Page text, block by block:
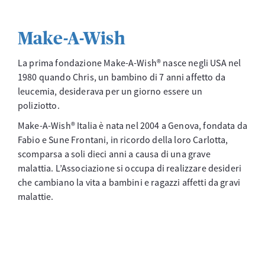
Make-A-Wish
La prima fondazione Make-A-Wish® nasce negli USA nel
1980 quando Chris, un bambino di 7 anni affetto da
leucemia, desiderava per un giorno essere un
poliziotto.
Make-A-Wish® Italia è nata nel 2004 a Genova, fondata da
Fabio e Sune Frontani, in ricordo della loro Carlotta,
scomparsa a soli dieci anni a causa di una grave
malattia. L’Associazione si occupa di realizzare desideri
che cambiano la vita a bambini e ragazzi affetti da gravi
malattie.